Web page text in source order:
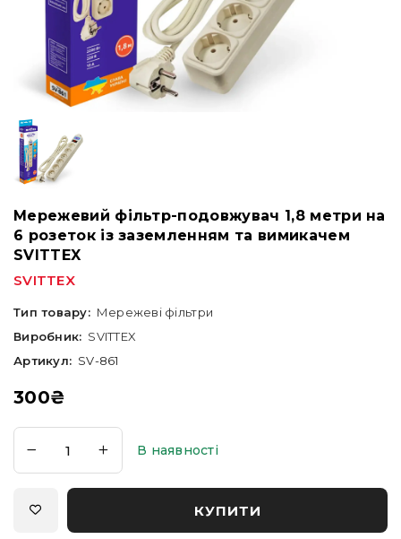
Мережевий фільтр-подовжувач 1,8 метри на
6 розеток із заземленням та вимикачем
SVITTEX
SVITTEX
Тип товару: Мережеві фільтри
Виробник: SVITTEX
Артикул: SV-861
300₴
В наявності
КУПИТИ